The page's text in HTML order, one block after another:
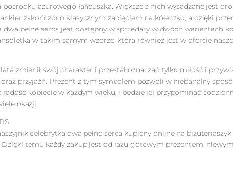
ażurowego łańcuszka. Większe z nich wysadzane jest
zakończono klasycznym zapięciem na kółeczko, a dzięki
dwa pełne serca jest dostępny w sprzedaży w dwóch wariantach
w takim samym wzorze, która również jest w ofercie
zmienił swój charakter i przestał oznaczać tylko miłość i
przyjaźń. Prezent z tym symbolem pozwoli w niebanalny
radość kobiecie w każdym wieku, i będzie jej przypominać
okazji.
celebrytka dwa pełne serca kupiony online na
temu każdy zakup jest od razu gotowym prezentem,